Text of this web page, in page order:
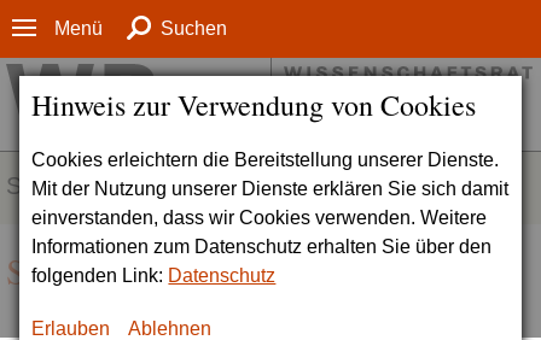
Hinweis zur Verwendung von Cookies
Cookies erleichtern die Bereitstellung unserer Dienste.
Mit der Nutzung unserer Dienste erklären Sie sich damit
einverstanden, dass wir Cookies verwenden. Weitere
Informationen zum Datenschutz erhalten Sie über den
folgenden Link: Datenschutz
Erlauben Ablehnen
Menü Suchen
SERVICE
Seite empfehlen